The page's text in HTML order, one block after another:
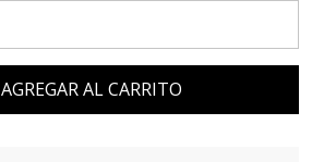
AGREGAR AL CARRITO